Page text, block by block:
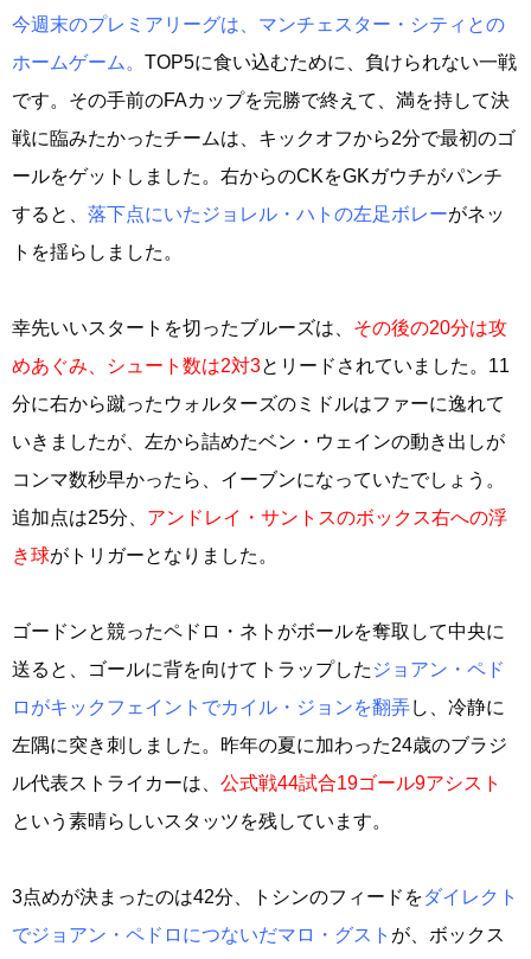
今週末のプレミアリーグは、マンチェスター・シティとの
ホームゲーム。 TOP5に食い込むために、負けられない一戦
です。その手前のFAカップを完勝で終えて、満を持して決
戦に臨みたかったチームは、キックオフから2分で最初のゴ
ールをゲットしました。右からのCKをGKガウチがパンチ
すると、 落下点にいたジョレル・ハトの左足ボレーがネッ
トを揺らしました。
幸先いいスタートを切ったブルーズは、 その後の20分は攻
めあぐみ、シュート数は2対3とリードされていました。11
分に右から蹴ったウォルターズのミドルはファーに逸れて
いきましたが、左から詰めたベン・ウェインの動き出しが
コンマ数秒早かったら、イーブンになっていたでしょう。
追加点は25分、 アンドレイ・サントスのボックス右への浮
き球がトリガーとなりました。
ゴードンと競ったペドロ・ネトがボールを奪取して中央に
送ると、ゴールに背を向けてトラップした ジョアン・ペド
ロがキックフェイントでカイル・ジョンを翻弄し、冷静に
左隅に突き刺しました。昨年の夏に加わった24歳のブラジ
ル代表ストライカーは、 公式戦44試合19ゴール9アシスト
という素晴らしいスタッツを残しています。
3点めが決まったのは42分、トシンのフィードをダイレクト
でジョアン・ペドロにつないだマロ・グスト が、ボックス